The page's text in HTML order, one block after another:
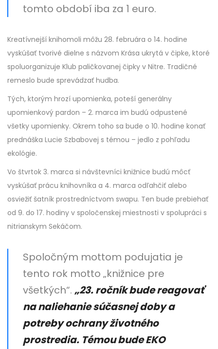
tomto období iba za 1 euro.
Kreatívnejší knihomoli môžu 28. februára o 14. hodine
vyskúšať tvorivé dielne s názvom Krása ukrytá v čipke, ktoré
spoluorganizuje Klub paličkovanej čipky v Nitre. Tradičné
remeslo bude sprevádzať hudba.
Tých, ktorým hrozí upomienka, poteší generálny
upomienkový pardon – 2. marca im budú odpustené
všetky upomienky. Okrem toho sa bude o 10. hodine konať
prednáška Lucie Szbabovej s témou – jedlo z pohľadu
ekológie.
Vo štvrtok 3. marca si návštevníci knižnice budú môcť
vyskúšať prácu knihovníka a 4. marca odľahčiť alebo
osviežiť šatník prostredníctvom swapu. Ten bude prebiehať
od 9. do 17. hodiny v spoločenskej miestnosti v spolupráci s
nitrianskym Sekáčom.
Spoločným mottom podujatia je
tento rok motto „knižnice pre
všetkých“. „23. ročník bude reagovať
na naliehanie súčasnej doby a
potreby ochrany životného
prostredia. Témou bude EKO